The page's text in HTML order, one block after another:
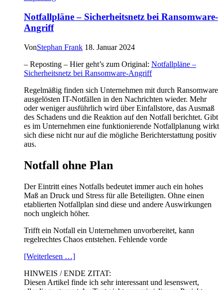
Notfallpläne – Sicherheitsnetz bei Ransomware-
Angriff
VonStephan Frank 18. Januar 2024
– Reposting – Hier geht’s zum Original: Notfallpläne –
Sicherheitsnetz bei Ransomware-Angriff
Regelmäßig finden sich Unternehmen mit durch Ransomware
ausgelösten IT-Notfällen in den Nachrichten wieder. Mehr
oder weniger ausführlich wird über Einfallstore, das Ausmaß
des Schadens und die Reaktion auf den Notfall berichtet. Gibt
es im Unternehmen eine funktionierende Notfallplanung wirkt
sich diese nicht nur auf die mögliche Berichterstattung positiv
aus.
Notfall ohne Plan
Der Eintritt eines Notfalls bedeutet immer auch ein hohes
Maß an Druck und Stress für alle Beteiligten. Ohne einen
etablierten Notfallplan sind diese und andere Auswirkungen
noch ungleich höher.
Trifft ein Notfall ein Unternehmen unvorbereitet, kann
regelrechtes Chaos entstehen. Fehlende vorde
[Weiterlesen …]
HINWEIS / ENDE ZITAT:
Diesen Artikel finde ich sehr interessant und lesenswert,